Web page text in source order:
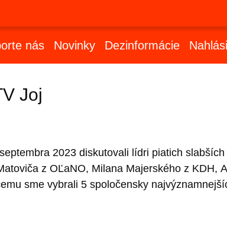
nás Novinky Dezinformácie
Joj
2023 diskutovali lídri piatich
z OĽaNO, Milana Majerského z KDH,
sme vybrali 5 spoločensky